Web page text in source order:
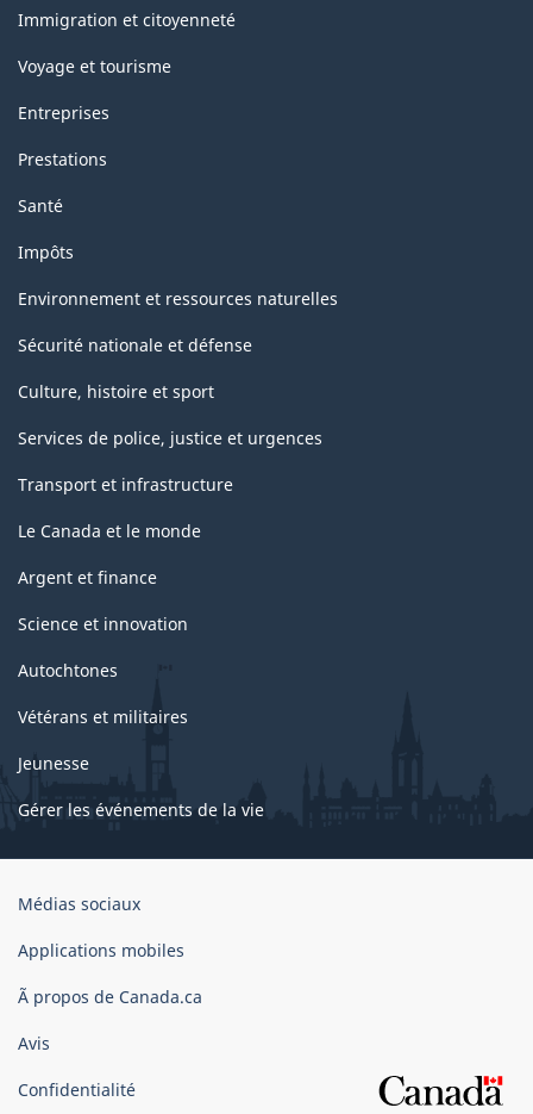
sujets
Immigration et citoyenneté
Voyage et tourisme
Entreprises
Prestations
Santé
Impôts
Environnement et ressources naturelles
Sécurité nationale et défense
Culture, histoire et sport
Services de police, justice et urgences
Transport et infrastructure
Le Canada et le monde
Argent et finance
Science et innovation
Autochtones
Vétérans et militaires
Jeunesse
Gérer les événements de la vie
Organisation
gouvernement
Canada
Médias sociaux
Applications mobiles
Ã propos de Canada.ca
Avis
Confidentialité